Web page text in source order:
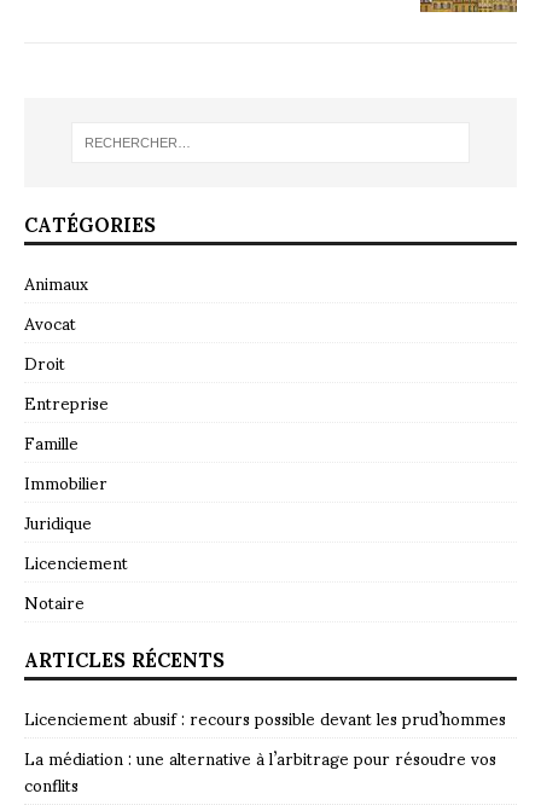
CATÉGORIES
Animaux
Avocat
Droit
Entreprise
Famille
Immobilier
Juridique
Licenciement
Notaire
ARTICLES RÉCENTS
Licenciement abusif : recours possible devant les prud’hommes
La médiation : une alternative à l’arbitrage pour résoudre vos
conflits